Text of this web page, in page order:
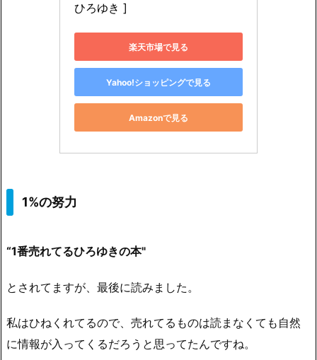
ひろゆき ]
楽天市場で見る
Yahoo!ショッピングで見る
Amazonで見る
1%の努力
“1番売れてるひろゆきの本"
とされてますが、最後に読みました。
私はひねくれてるので、売れてるものは読まなくても自然
に情報が入ってくるだろうと思ってたんですね。